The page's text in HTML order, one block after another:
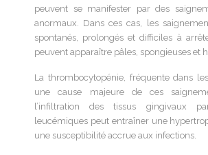
peuvent se manifester par des
anormaux. Dans ces cas, les
spontanés, prolongés et difficiles à
peuvent apparaître pâles, spongieuses et
La thrombocytopénie, fréquente dans
une cause majeure de ces
l’infiltration des tissus gingivaux
leucémiques peut entraîner une
une susceptibilité accrue aux infections.